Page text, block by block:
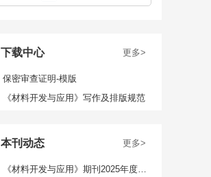
下载中心 更多>
保密审查证明-模版
《材料开发与应用》写作及排版规范
本刊动态 更多>
《材料开发与应用》期刊2025年度杰出青年编委及 优秀青年编委名单